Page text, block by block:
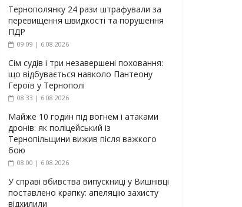
Тернополянку 24 рази штрафували за
перевищення швидкості та порушення
ПДР
09:09 | 6.08.2026
Сім судів і три незавершені поховання:
що відбувається навколо Пантеону
Героїв у Тернополі
08:33 | 6.08.2026
Майже 10 годин під вогнем і атаками
дронів: як поліцейський із
Тернопільщини вижив після важкого
бою
08:00 | 6.08.2026
У справі вбивства випускниці у Вишнівці
поставлено крапку: апеляцію захисту
відхилили